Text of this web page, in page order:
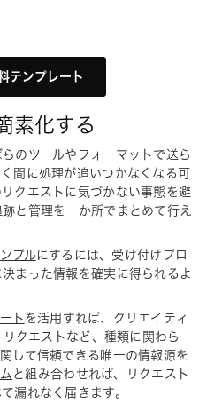
テンプレート
素化する
のツールやフォーマットで送ら
間に処理が追いつかなくなる可
クエストに気づかない事態を避
と管理を一か所でまとめて行え
プル にするには、受け付けプロ
まった情報を確実に得られるよ
ト を活用すれば、クリエイティ
クエストなど、種類に関わら
して信頼できる唯一の情報源を
と組み合わせれば、リクエスト
漏れなく届きます。